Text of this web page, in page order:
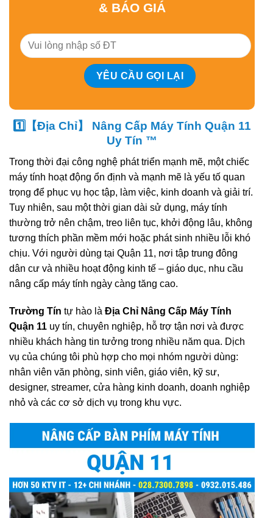
& BÁO GIÁ
1️⃣【Địa Chỉ】 Nâng Cấp Máy Tính Quận 11
Uy Tín ™
Trong thời đại công nghệ phát triển mạnh mẽ, một chiếc
máy tính hoạt động ổn định và mạnh mẽ là yếu tố quan
trọng để phục vụ học tập, làm việc, kinh doanh và giải trí.
Tuy nhiên, sau một thời gian dài sử dụng, máy tính
thường trở nên chậm, treo liên tục, khởi động lâu, không
tương thích phần mềm mới hoặc phát sinh nhiều lỗi khó
chịu. Với người dùng tại Quận 11, nơi tập trung đông
dân cư và nhiều hoạt động kinh tế – giáo dục, nhu cầu
nâng cấp máy tính ngày càng tăng cao.
Trường Tín tự hào là Địa Chỉ Nâng Cấp Máy Tính
Quận 11 uy tín, chuyên nghiệp, hỗ trợ tận nơi và được
nhiều khách hàng tin tưởng trong nhiều năm qua. Dịch
vụ của chúng tôi phù hợp cho mọi nhóm người dùng:
nhân viên văn phòng, sinh viên, giáo viên, kỹ sư,
designer, streamer, cửa hàng kinh doanh, doanh nghiệp
nhỏ và các cơ sở dịch vụ trong khu vực.